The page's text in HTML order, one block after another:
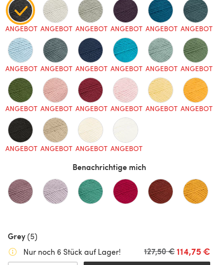
ANGEBOT ANGEBOT ANGEBOT ANGEBOT ANGEBOT ANGEBOT
ANGEBOT ANGEBOT ANGEBOT ANGEBOT ANGEBOT ANGEBOT
ANGEBOT ANGEBOT ANGEBOT ANGEBOT ANGEBOT ANGEBOT
ANGEBOT ANGEBOT ANGEBOT ANGEBOT
Benachrichtige mich
Grey(5)
Nur noch 6 Stück auf Lager!
114,75 €
Alter Preis
127,50 €